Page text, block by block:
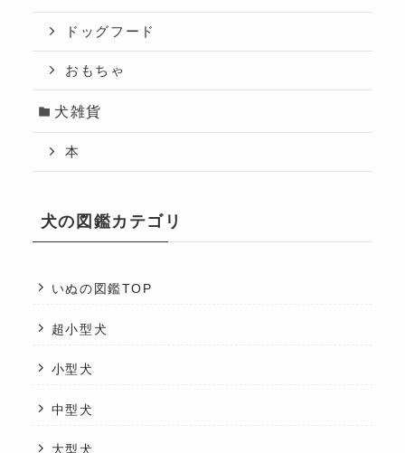
ドッグフード
おもちゃ
犬雑貨
本
犬の図鑑カテゴリ
いぬの図鑑TOP
超小型犬
小型犬
中型犬
大型犬